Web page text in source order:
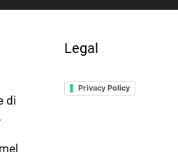
di
Legal
Privacy Policy